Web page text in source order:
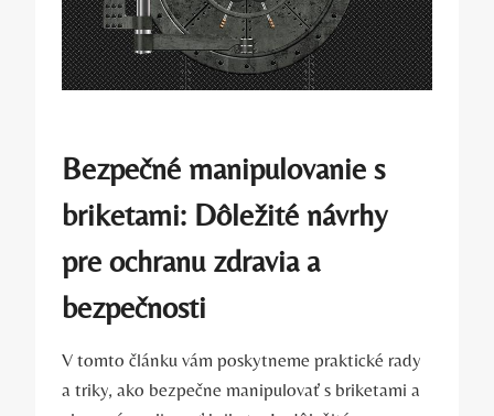
Bezpečné manipulovanie s
briketami: Dôležité návrhy
pre⁣ ochranu zdravia a
bezpečnosti
V tomto článku vám poskytneme praktické ​rady
a triky, ako bezpečne ​manipulovať s briketami a